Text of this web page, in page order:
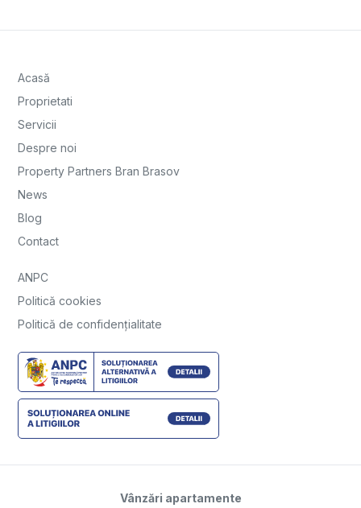
Acasă
Proprietati
Servicii
Despre noi
Property Partners Bran Brasov
News
Blog
Contact
ANPC
Politică cookies
Politică de confidențialitate
Vânzări apartamente